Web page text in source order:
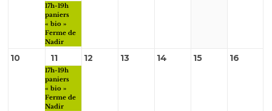
17h-19h
paniers
« bio »
Ferme de
Nadir
10 11
17h-19h
paniers
« bio »
Ferme de
Nadir
12 13 14 15 16